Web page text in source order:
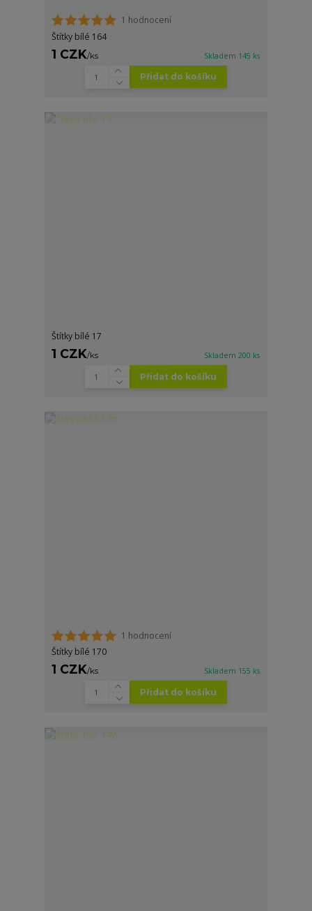
1 hodnocení
Štítky bílé 164
1 CZK/ks Skladem 145 ks
Přidat do košíku
Štítky bílé 17
1 CZK/ks Skladem 200 ks
Přidat do košíku
1 hodnocení
Štítky bílé 170
1 CZK/ks Skladem 155 ks
Přidat do košíku